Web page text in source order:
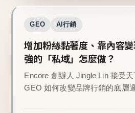
GEO AI行銷
增加粉絲黏著度、靠內容
強的「私域」怎麼做？
Encore 創辦人 Jingle Lin 接受
GEO 如何改變品牌行銷的底層邏